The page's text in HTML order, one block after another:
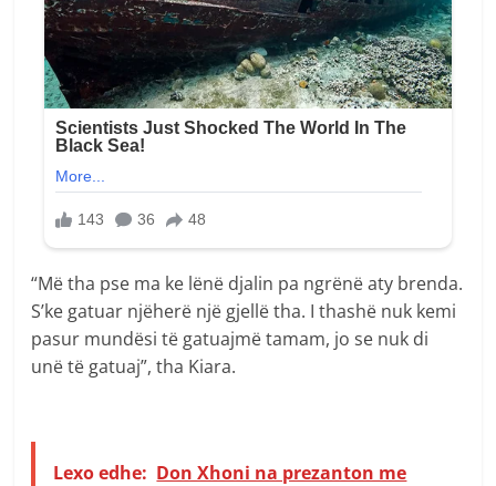
“Më tha pse ma ke lënë djalin pa ngrënë aty brenda.
S’ke gatuar njëherë një gjellë tha. I thashë nuk kemi
pasur mundësi të gatuajmë tamam, jo se nuk di
unë të gatuaj”, tha Kiara.
Lexo edhe: Don Xhoni na prezanton me